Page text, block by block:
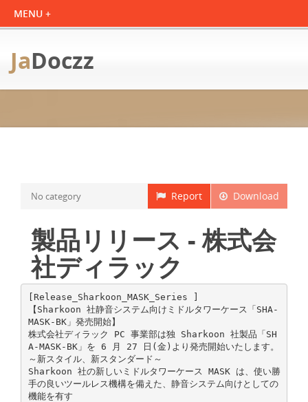
JaDoczz
Download
Report
No category
製品リリース - 株式会
社ディラック
[Release_Sharkoon_MASK_Series ]
【Sharkoon 社静音システム向けミドルタワーケース「SHA-
MASK-BK」発売開始】
株式会社ディラック PC 事業部は独 Sharkoon 社製品「SH
A-MASK-BK」を 6 月 27 日(金)より発売開始いたします。
～新スタイル、新スタンダード～
Sharkoon 社の新しいミドルタワーケース MASK は、使い勝
手の良いツールレス機構を備えた、静音システム向けとしての
機能を有す